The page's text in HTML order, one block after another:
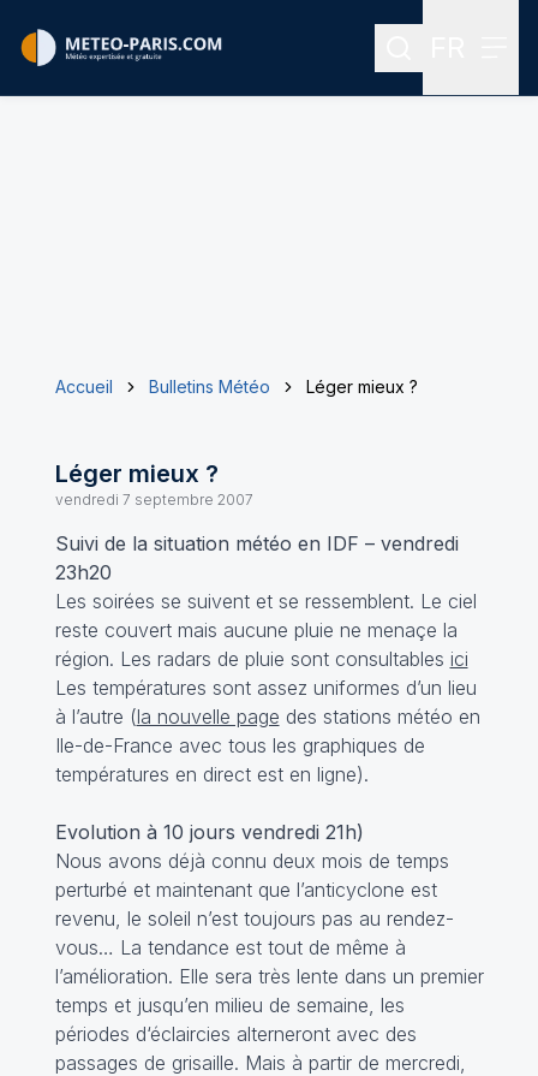
Rechercher
Accueil Bulletins Météo Léger mieux ?
Léger mieux ?
vendredi 7 septembre 2007
Suivi de la situation météo en IDF – vendredi
23h20
Les soirées se suivent et se ressemblent. Le ciel
reste couvert mais aucune pluie ne menaçe la
région. Les radars de pluie sont consultables ici
Les températures sont assez uniformes d’un lieu
à l’autre (la nouvelle page des stations météo en
Ile-de-France avec tous les graphiques de
températures en direct est en ligne).
Evolution à 10 jours vendredi 21h)
Nous avons déjà connu deux mois de temps
perturbé et maintenant que l’anticyclone est
revenu, le soleil n’est toujours pas au rendez-
vous… La tendance est tout de même à
l’amélioration. Elle sera très lente dans un premier
temps et jusqu’en milieu de semaine, les
périodes d‘éclaircies alterneront avec des
passages de grisaille. Mais à partir de mercredi,